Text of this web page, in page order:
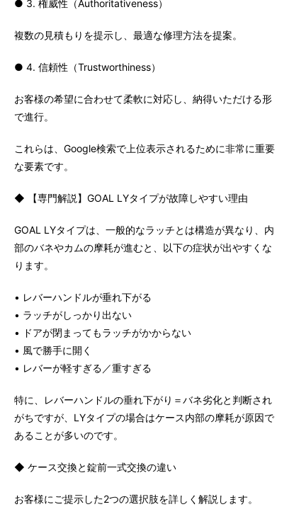
● 3. 権威性（Authoritativeness）
複数の見積もりを提示し、最適な修理方法を提案。
● 4. 信頼性（Trustworthiness）
お客様の希望に合わせて柔軟に対応し、納得いただける形
で進行。
これらは、Google検索で上位表示されるために非常に重要
な要素です。
◆ 【専門解説】GOAL LYタイプが故障しやすい理由
GOAL LYタイプは、一般的なラッチとは構造が異なり、内
部のバネやカムの摩耗が進むと、以下の症状が出やすくな
ります。
• レバーハンドルが垂れ下がる
• ラッチがしっかり出ない
• ドアが閉まってもラッチがかからない
• 風で勝手に開く
• レバーが軽すぎる／重すぎる
特に、レバーハンドルの垂れ下がり＝バネ劣化と判断され
がちですが、LYタイプの場合はケース内部の摩耗が原因で
あることが多いのです。
◆ ケース交換と錠前一式交換の違い
お客様にご提示した2つの選択肢を詳しく解説します。